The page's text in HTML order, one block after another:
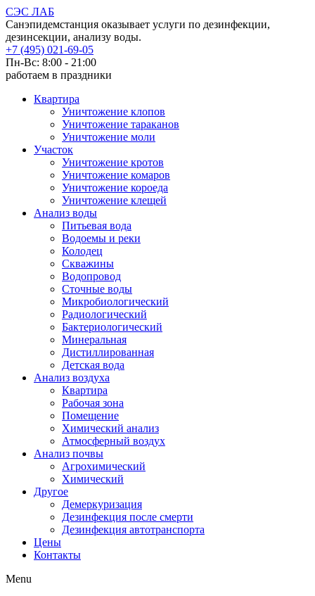
СЭС ЛАБ
Санэпидемстанция оказывает услуги по дезинфекции,
дезинсекции, анализу воды.
+7 (495) 021-69-05
Пн-Вс: 8:00 - 21:00
работаем в праздники
Квартира
Уничтожение клопов
Уничтожение тараканов
Уничтожение моли
Участок
Уничтожение кротов
Уничтожение комаров
Уничтожение короеда
Уничтожение клещей
Анализ воды
Питьевая вода
Водоемы и реки
Колодец
Скважины
Водопровод
Сточные воды
Микробиологический
Радиологический
Бактериологический
Минеральная
Дистиллированная
Детская вода
Анализ воздуха
Квартира
Рабочая зона
Помещение
Химический анализ
Атмосферный воздух
Анализ почвы
Агрохимический
Химический
Другое
Демеркуризация
Дезинфекция после смерти
Дезинфекция автотранспорта
Цены
Контакты
Menu